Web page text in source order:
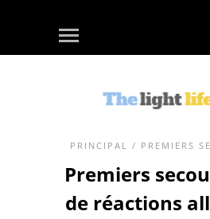
PRINCIPAL / PREMIERS
Premiers
de réactions